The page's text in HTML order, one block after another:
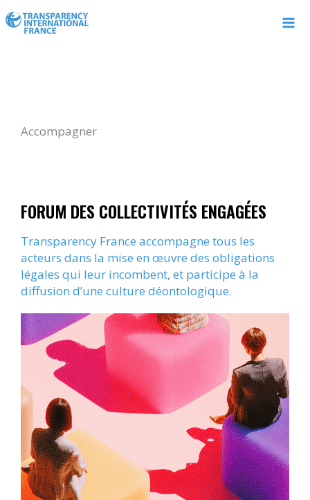
au
Accompagner
FORUM DES COLLECTIVITÉS ENGAGÉES
Transparency France accompagne tous les
acteurs dans la mise en œuvre des obligations
légales qui leur incombent, et participe à la
diffusion d’une culture déontologique.